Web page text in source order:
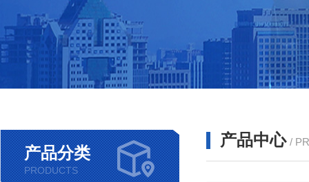
产品分类
PRODUCTS
产品中心 /